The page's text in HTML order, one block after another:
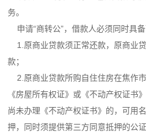
务。
申请“商转公”，借款人必须同时具备
1.原商业贷款须正常还款，原商业
款；
2.原商业贷款所购自住住房在焦作
《房屋所有权证》或《不动产权证书
尚未办理《不动产权证书》的，可用
押，同时须提供第三方同意抵押的公证